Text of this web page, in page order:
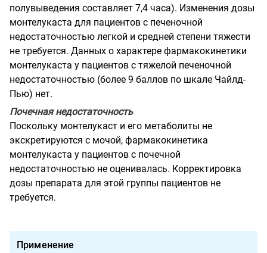
полувыведения составляет 7,4 часа). Изменения дозы
монтелукаста для пациентов с печеночной
недостаточностью легкой и средней степени тяжести
не требуется. Данных о характере фармакокинетики
монтелукаста у пациентов с тяжелой печеночной
недостаточностью (более 9 баллов по шкале Чайлд-
Пью) нет.
Почечная недостаточность
Поскольку монтелукаст и его метаболиты не
экскретируются с мочой, фармакокинетика
монтелукаста у пациентов с почечной
недостаточностью не оценивалась. Корректировка
дозы препарата для этой группы пациентов не
требуется.
Применение